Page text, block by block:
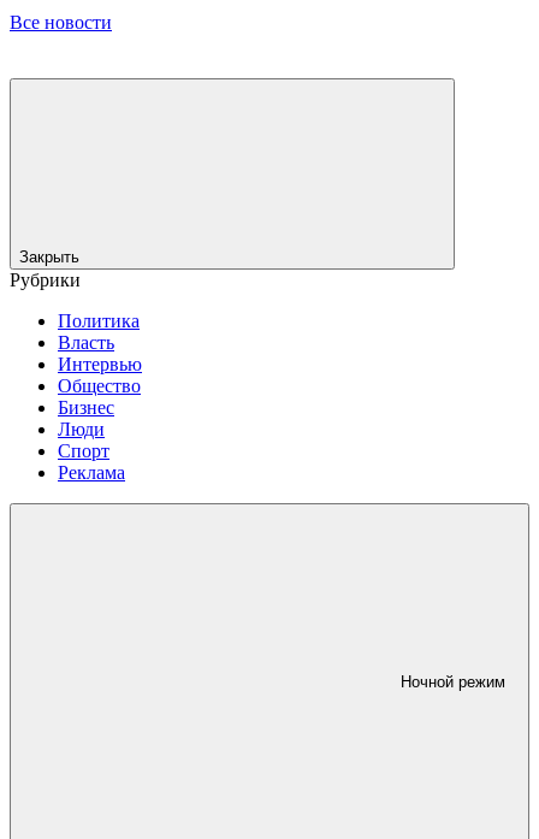
Все новости
Закрыть
Рубрики
Политика
Власть
Интервью
Общество
Бизнес
Люди
Спорт
Реклама
Ночной режим